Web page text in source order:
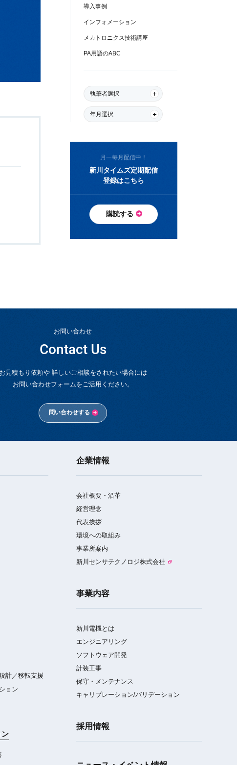
導入事例
インフォメーション
メカトロニクス技術講座
PA用語のABC
執筆者選択
年月選択
月一毎月配信中！
新川タイムズ定期配信
登録はこちら
購読する
お問い合わせ
Contact Us
お見積もり依頼や 詳しいご相談をされたい場合には
お問い合わせフォームをご活用ください。
問い合わせする
計／移転支援
ョン
ン
企業情報
会社概要・沿革
経営理念
代表挨拶
環境への取組み
事業所案内
新川センサテクノロジ株式会社
事業内容
新川電機とは
エンジニアリング
ソフトウェア開発
計装工事
保守・メンテナンス
キャリブレーション/バリデーション
採用情報